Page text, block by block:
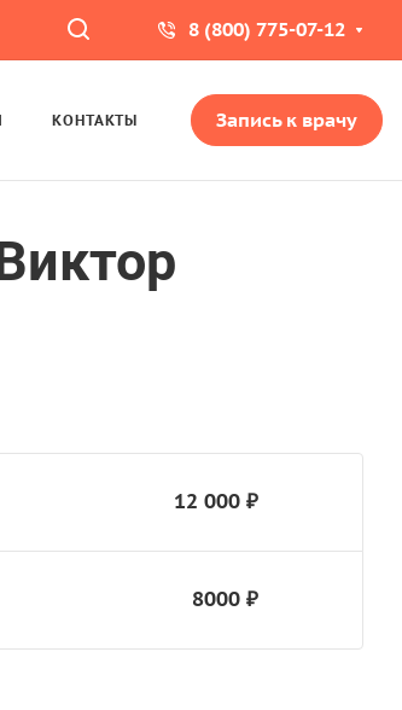
8 (800) 775-07-12
КОНТАКТЫ Запись к врачу
12 000 ₽
8000 ₽